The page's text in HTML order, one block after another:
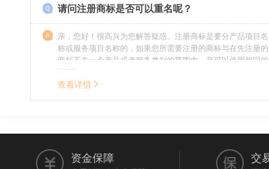
请问注册商标是否可以重名呢？
亲，您好！很高兴为您解答疑惑。注册商标是要分产品项目名
称或服务项目名称的，如果您所需要注册的商标与在先注册的
商标不在一个产品或者服务类别的范围内，是可以使用相同的
名称的。希望我的回答能帮到您。
查看详情
资金保障 交